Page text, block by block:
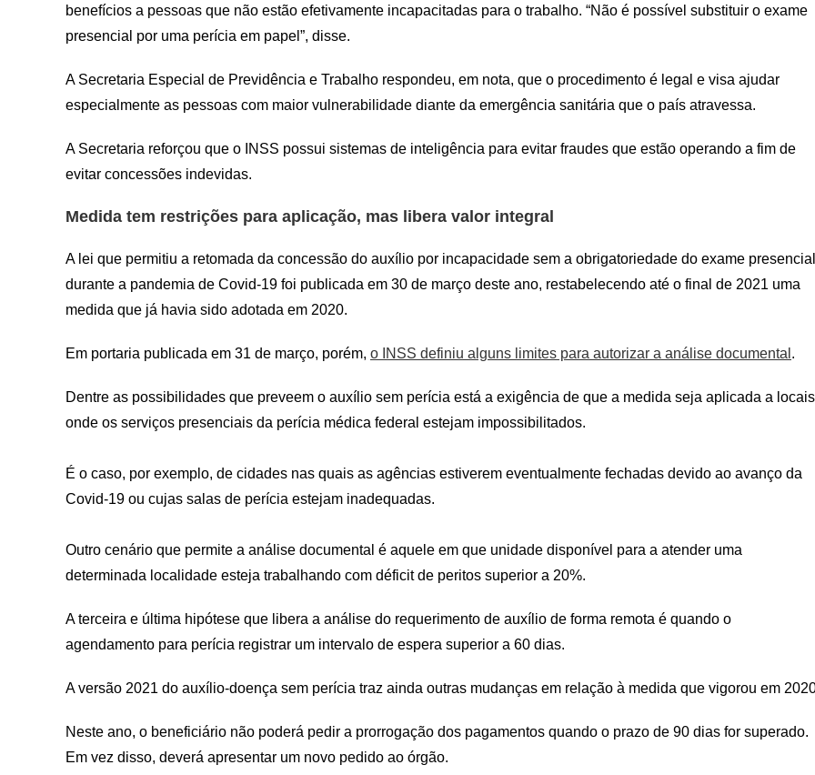
benefícios a pessoas que não estão efetivamente incapacitadas para o trabalho. “Não é possível substituir o exame
presencial por uma perícia em papel”, disse.
A Secretaria Especial de Previdência e Trabalho respondeu, em nota, que o procedimento é legal e visa ajudar
especialmente as pessoas com maior vulnerabilidade diante da emergência sanitária que o país atravessa.
A Secretaria reforçou que o INSS possui sistemas de inteligência para evitar fraudes que estão operando a fim de
evitar concessões indevidas.
Medida tem restrições para aplicação, mas libera valor integral
A lei que permitiu a retomada da concessão do auxílio por incapacidade sem a obrigatoriedade do exame presencial
durante a pandemia de Covid-19 foi publicada em 30 de março deste ano, restabelecendo até o final de 2021 uma
medida que já havia sido adotada em 2020.
Em portaria publicada em 31 de março, porém, o INSS definiu alguns limites para autorizar a análise documental .
Dentre as possibilidades que preveem o auxílio sem perícia está a exigência de que a medida seja aplicada a locais
onde os serviços presenciais da perícia médica federal estejam impossibilitados.
É o caso, por exemplo, de cidades nas quais as agências estiverem eventualmente fechadas devido ao avanço da
Covid-19 ou cujas salas de perícia estejam inadequadas.
Outro cenário que permite a análise documental é aquele em que unidade disponível para a atender uma
determinada localidade esteja trabalhando com déficit de peritos superior a 20%.
A terceira e última hipótese que libera a análise do requerimento de auxílio de forma remota é quando o
agendamento para perícia registrar um intervalo de espera superior a 60 dias.
A versão 2021 do auxílio-doença sem perícia traz ainda outras mudanças em relação à medida que vigorou em
Neste ano, o beneficiário não poderá pedir a prorrogação dos pagamentos quando o prazo de 90 dias for superado.
Em vez disso, deverá apresentar um novo pedido ao órgão.